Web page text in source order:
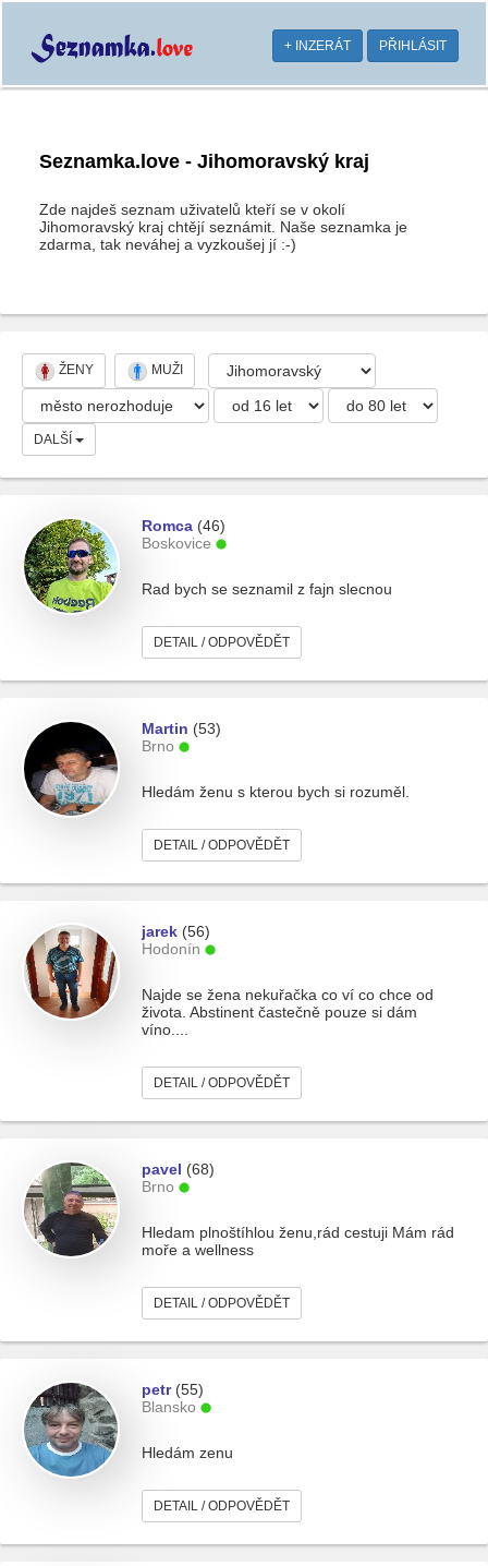
+ INZERÁT PŘIHLÁSIT
Seznamka.love - Jihomoravský kraj
Zde najdeš seznam uživatelů kteří se v okolí
Jihomoravský kraj chtějí seznámit. Naše seznamka je
zdarma, tak neváhej a vyzkoušej jí :-)
ŽENY MUŽI
DALŠÍ
Romca (46)
Boskovice
Rad bych se seznamil z fajn slecnou
DETAIL / ODPOVĚDĚT
Martin (53)
Brno
Hledám ženu s kterou bych si rozuměl.
DETAIL / ODPOVĚDĚT
jarek (56)
Hodonín
Najde se žena nekuřačka co ví co chce od
života. Abstinent častečně pouze si dám
víno....
DETAIL / ODPOVĚDĚT
pavel (68)
Brno
Hledam plnoštíhlou ženu,rád cestuji Mám rád
moře a wellness
DETAIL / ODPOVĚDĚT
petr(55)
Blansko
Hledám zenu
DETAIL / ODPOVĚDĚT